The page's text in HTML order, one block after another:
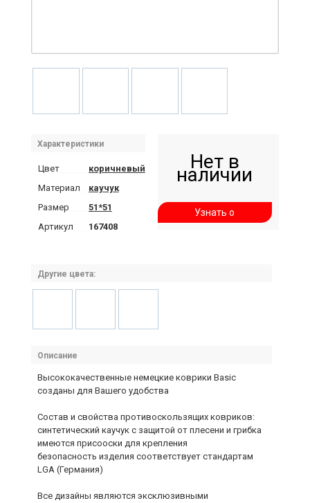
Характеристики
Цвет
коричневый
Материал
каучук
Размер
51*51
Артикул
167408
Нет в
наличии
Узнать о
Другие цвета:
Описание
Высококачественные немецкие коврики Basic
созданы для Вашего удобства
Состав и свойства противоскользящих ковриков:
синтетический каучук с защитой от плесени и грибка
имеются присооски для крепления
безопасность изделия соответствует стандартам
LGA (Германия)
Все дизайны являются эксклюзивными